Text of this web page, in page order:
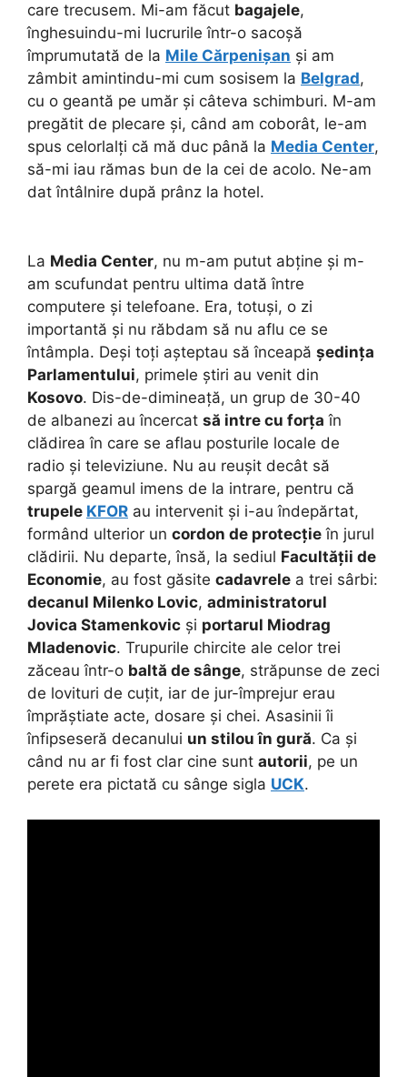
care trecusem. Mi-am făcut bagajele,
înghesuindu-mi lucrurile într-o sacoșă
împrumutată de la Mile Cărpenișan și am
zâmbit amintindu-mi cum sosisem la Belgrad,
cu o geantă pe umăr și câteva schimburi. M-am
pregătit de plecare și, când am coborât, le-am
spus celorlalți că mă duc până la Media Center,
să-mi iau rămas bun de la cei de acolo. Ne-am
dat întâlnire după prânz la hotel.
La Media Center, nu m-am putut abține și m-
am scufundat pentru ultima dată între
computere și telefoane. Era, totuși, o zi
importantă și nu răbdam să nu aflu ce se
întâmpla. Deși toți așteptau să înceapă ședința
Parlamentului, primele știri au venit din
Kosovo. Dis-de-dimineață, un grup de 30-40
de albanezi au încercat să intre cu forța în
clădirea în care se aflau posturile locale de
radio și televiziune. Nu au reușit decât să
spargă geamul imens de la intrare, pentru că
trupele KFOR au intervenit și i-au îndepărtat,
formând ulterior un cordon de protecție în jurul
clădirii. Nu departe, însă, la sediul Facultății de
Economie, au fost găsite cadavrele a trei sârbi:
decanul Milenko Lovic, administratorul
Jovica Stamenkovic și portarul Miodrag
Mladenovic. Trupurile chircite ale celor trei
zăceau într-o baltă de sânge, străpunse de zeci
de lovituri de cuțit, iar de jur-împrejur erau
împrăștiate acte, dosare și chei. Asasinii îi
înfipseseră decanului un stilou în gură. Ca și
când nu ar fi fost clar cine sunt autorii, pe un
perete era pictată cu sânge sigla UCK.